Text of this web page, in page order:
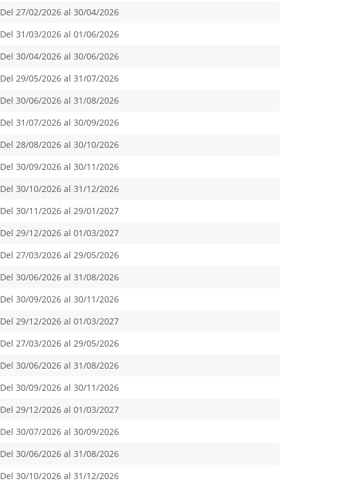
Del 27/02/2026 al 30/04/2026
Del 31/03/2026 al 01/06/2026
Del 30/04/2026 al 30/06/2026
Del 29/05/2026 al 31/07/2026
Del 30/06/2026 al 31/08/2026
Del 31/07/2026 al 30/09/2026
Del 28/08/2026 al 30/10/2026
Del 30/09/2026 al 30/11/2026
Del 30/10/2026 al 31/12/2026
Del 30/11/2026 al 29/01/2027
Del 29/12/2026 al 01/03/2027
Del 27/03/2026 al 29/05/2026
Del 30/06/2026 al 31/08/2026
Del 30/09/2026 al 30/11/2026
Del 29/12/2026 al 01/03/2027
Del 27/03/2026 al 29/05/2026
Del 30/06/2026 al 31/08/2026
Del 30/09/2026 al 30/11/2026
Del 29/12/2026 al 01/03/2027
Del 30/07/2026 al 30/09/2026
Del 30/06/2026 al 31/08/2026
Del 30/10/2026 al 31/12/2026